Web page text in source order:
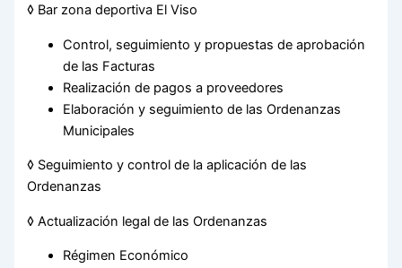
◊ Bar zona deportiva El Viso
Control, seguimiento y propuestas de aprobación
de las Facturas
Realización de pagos a proveedores
Elaboración y seguimiento de las Ordenanzas
Municipales
◊ Seguimiento y control de la aplicación de las
Ordenanzas
◊ Actualización legal de las Ordenanzas
Régimen Económico